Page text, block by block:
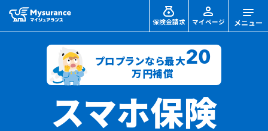
保険金請求 マイページ
プロプランなら最大20
万円補償
スマホ保険